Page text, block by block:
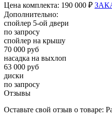
Цена комплекта: 190 000 ₽
Дополнительно:
спойлер 5-ой двери
по запросу
спойлер на крышу
70 000 руб
насадка на выхлоп
63 000 руб
диски
по запросу
Отзывы
Оставьте свой отзыв о товаре: